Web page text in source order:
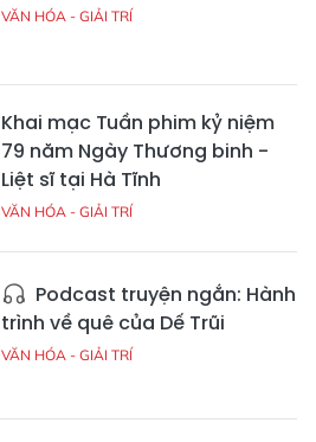
VĂN HÓA - GIẢI TRÍ
Khai mạc Tuần phim kỷ niệm
79 năm Ngày Thương binh -
Liệt sĩ tại Hà Tĩnh
VĂN HÓA - GIẢI TRÍ
Podcast truyện ngắn: Hành
trình về quê của Dế Trũi
VĂN HÓA - GIẢI TRÍ